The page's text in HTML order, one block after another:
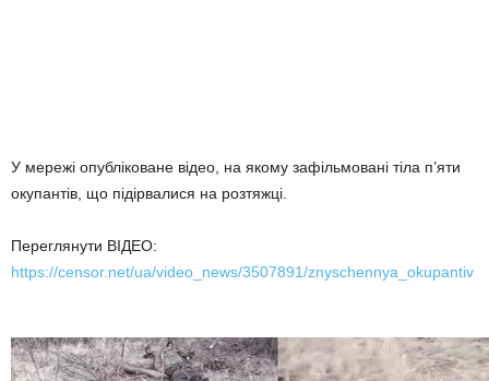
У мережі опубліковане відео, на якому зафільмовані тіла п’яти
окупантів, що підірвалися на розтяжці.
Переглянути ВІДЕО:
https://censor.net/ua/video_news/3507891/znyschennya_okupantiv